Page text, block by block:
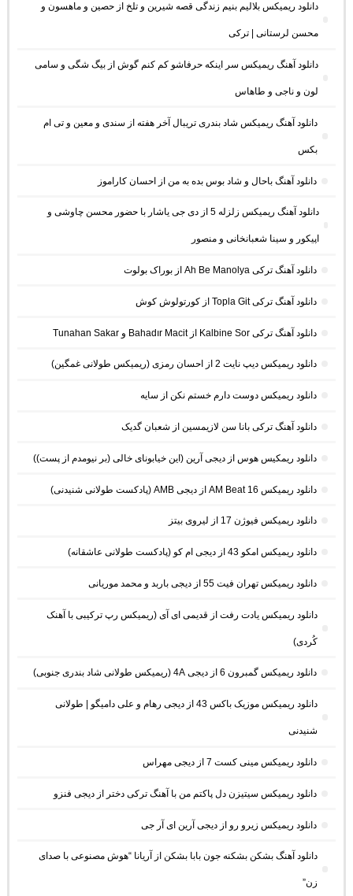
دانلود ریمیکس بلالیم بنیم زندگی قصه شیرین و تلخ از حصین و ماهسون و
محسن لرستانی | ترکی
دانلود آهنگ ریمیکس سر اینکه حرفاشو کم کنم گوش از بیگ شگی و سامی
لون و ناجی و طاهاس
دانلود آهنگ ریمیکس شاد بندری تریبال آخر هفته از سندی و معین و تی ام
بکس
دانلود آهنگ باحال و شاد بوس بده به من از احسان کاراموز
دانلود آهنگ ریمیکس زلزله 5 از دی جی یاشار با حضور محسن چاوشی و
اپیکور و سینا شعبانخانی و منصور
دانلود آهنگ ترکی Ah Be Manolya از بوراک بولوت
دانلود آهنگ ترکی Topla Git از کورتولوش کوش
دانلود آهنگ ترکی Kalbine Sor از Bahadır Macit و Tunahan Sakar
دانلود ریمیکس دیپ نایت 2 از احسان رمزی (ریمیکس طولانی غمگین)
دانلود ریمیکس دوست دارم خستم نکن از سایه
دانلود آهنگ ترکی بانا سن لازیمسین از شعبان گدیک
دانلود ریمکیس هوس از دیجی آرین (این خیابونای خالی (بر نیومدم از پست))
دانلود ریمیکس AM Beat 16 از دیجی AMB (پادکست طولانی شنیدنی)
دانلود ریمیکس فیوژن 17 از لیروی بیتز
دانلود ریمیکس امکو 43 از دیجی ام کو (پادکست طولانی عاشقانه)
دانلود ریمیکس تهران فیت 55 از دیجی باربد و محمد موریانی
دانلود ریمیکس یادت رفت از قدیمی ای آی (ریمیکس رپ ترکیبی با آهنک
کُردی)
دانلود ریمیکس گمبرون 6 از دیجی 4A (ریمیکس طولانی شاد بندری جنوبی)
دانلود ریمیکس موزیک باکس 43 از دیجی رهام و علی دامیگو | طولانی
شنیدنی
دانلود ریمیکس مینی کست 7 از دیجی مهراس
دانلود ریمیکس سیتیزن دل پاکتم من با آهنگ ترکی دختر از دیجی فنزو
دانلود ریمیکس زیرو رو از دیجی آرین ای آر جی
دانلود آهنگ بشکن بشکنه جون بابا بشکن از آریانا “هوش مصنوعی با صدای
زن”